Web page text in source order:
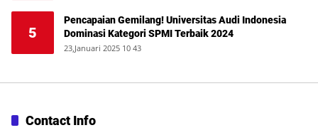
5
Pencapaian Gemilang! Universitas Audi Indonesia
Dominasi Kategori SPMI Terbaik 2024
23,Januari 2025 10 43
Contact Info